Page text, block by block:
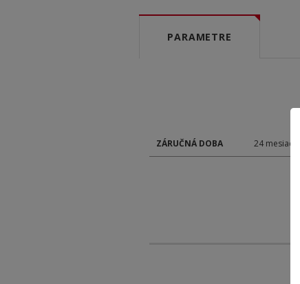
PARAMETRE
ZÁRUČNÁ DOBA 24 mesiacov